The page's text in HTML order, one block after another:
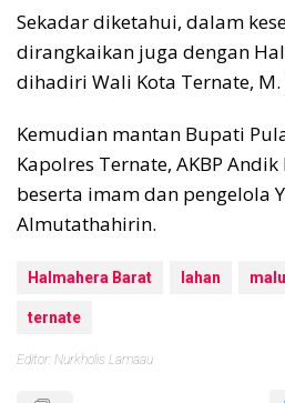
Sekadar diketahui, dalam
dirangkaikan juga dengan
dihadiri Wali Kota Ternate,
Kemudian mantan Bupati
Kapolres Ternate, AKBP
beserta imam dan pengelola
Almutathahirin.
Halmahera Barat lahan
ternate
Editor: Nurkholis Lamaau